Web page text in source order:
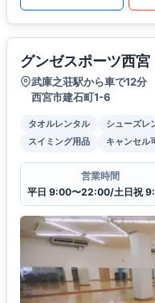
グンゼスポーツ西宮
武庫之荘駅から車で12分
西宮市建石町1-6
タオルレンタル シューズレ
スイミング用品
キャンセル
営業時間